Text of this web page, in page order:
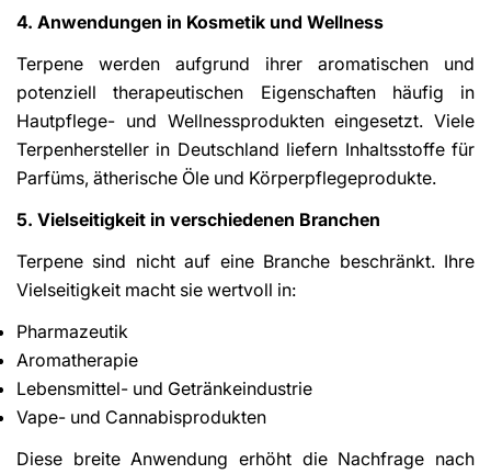
4. Anwendungen in Kosmetik und Wellness
Terpene werden aufgrund ihrer aromatischen und
potenziell therapeutischen Eigenschaften häufig in
Hautpflege- und Wellnessprodukten eingesetzt. Viele
Terpenhersteller in Deutschland liefern Inhaltsstoffe für
Parfüms, ätherische Öle und Körperpflegeprodukte.
5. Vielseitigkeit in verschiedenen Branchen
Terpene sind nicht auf eine Branche beschränkt. Ihre
Vielseitigkeit macht sie wertvoll in:
Pharmazeutik
Aromatherapie
Lebensmittel- und Getränkeindustrie
Vape- und Cannabisprodukten
Diese breite Anwendung erhöht die Nachfrage nach